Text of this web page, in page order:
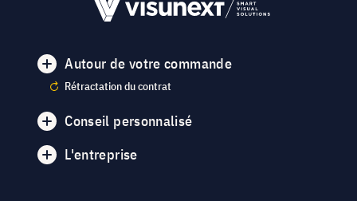
Autour de votre commande
Rétractation du contrat
Conseil personnalisé
L'entreprise